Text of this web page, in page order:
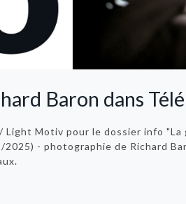
Baron dans
Light Motiv pour le dossier info "La
2025) - photographie de Richard